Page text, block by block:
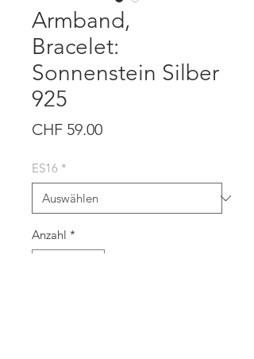
Armband,
Bracelet:
Sonnenstein Silber
925
CHF 59.00Preis
ES16 *
Anzahl *